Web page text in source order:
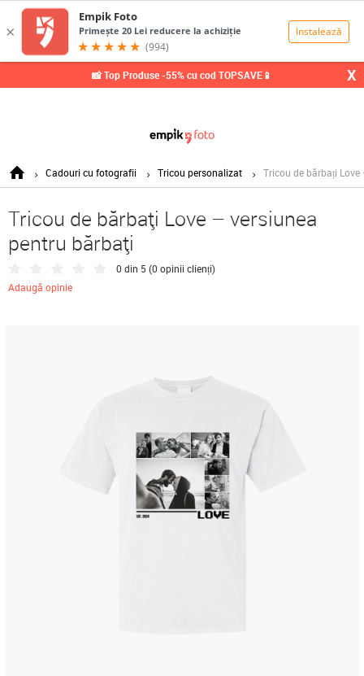
📸 Top Produse -55% cu cod TOPSAVE📱 X
Cadouri cu fotografii Tricou personalizat Tricou de bărbați
Tricou de bărbați Love – versiunea
pentru bărbați
0 din 5 (0 opinii clienți)
Adaugă opinie